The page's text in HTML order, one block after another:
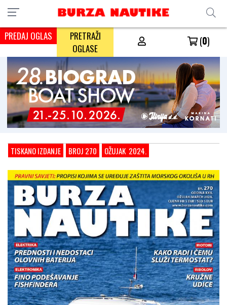
PREDAJ OGLAS
PRETRAŽI
OGLASE
(0)
TISKANO IZDANJE BROJ 270 OŽUJAK 2024.